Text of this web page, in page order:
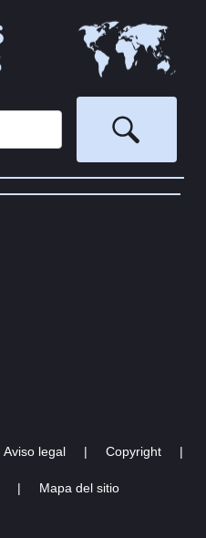
Aviso legal | Copyright |
| Mapa del sitio